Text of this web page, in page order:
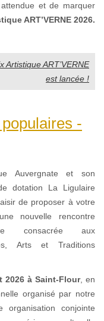
et de marquer
ART’VERNE 2026.
ART’VERNE
est lancée !
-
Auvergnate et son
dotation La Ligulaire
de proposer à votre
nouvelle rencontre
consacrée aux
Arts et Traditions
2026 à Saint-Flour, en
organisé par notre
organisation conjointe